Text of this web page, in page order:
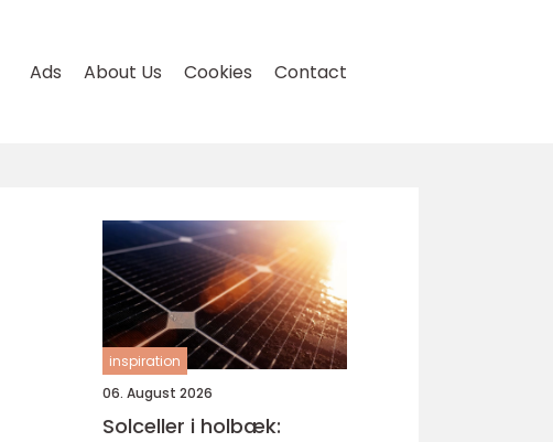
Ads About Us Cookies Contact
inspiration
06. August 2026
Solceller i holbæk: